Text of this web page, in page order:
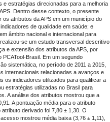
e estratégias direcionadas para a melhoria
Dentro desse contexto, o presente
atributos da APS em um município do
de qualidade em saúde; e
âmbito nacional e internacional para
se um estudo transversal descritivo
e extensão dos atributos da APS, por
Brasil. Em um segundo
sistemática, no período de 2011 a 2015,
internacionais relacionadas a avanços e
os indicadores utilizados para qualificar a
estratégias utilizadas no Brasil para
A análise dos atributos mostrou que a
A pontuação média para o atributo
derivado foi 7,80 ± 1,30. O
mostrou média baixa (3,76 ± 1,11),